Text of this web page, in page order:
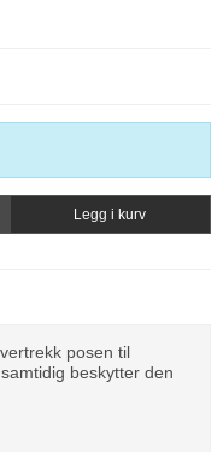
Legg i kurv
posen til
beskytter den